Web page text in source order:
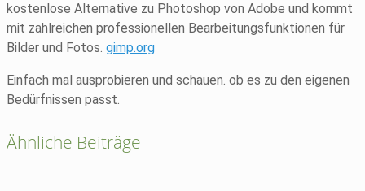
kostenlose Alternative zu Photoshop von Adobe und kommt
mit zahlreichen professionellen Bearbeitungsfunktionen für
Bilder und Fotos. gimp.org
Einfach mal ausprobieren und schauen. ob es zu den eigenen
Bedürfnissen passt.
Ähnliche Beiträge